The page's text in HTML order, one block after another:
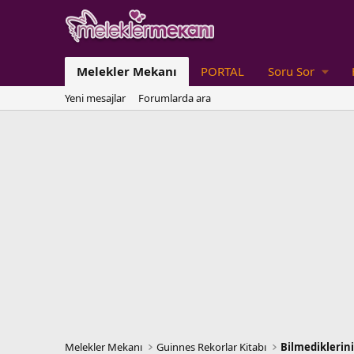
Melekler Mekanı PORTAL Soru Sor
Yeni mesajlar Forumlarda ara
Melekler Mekanı Guinnes Rekorlar Kitabı